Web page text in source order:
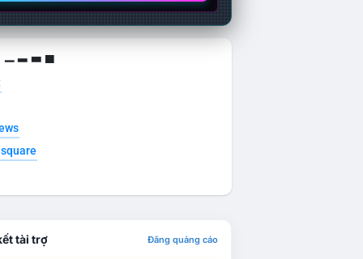
▁ ▂ ▃ ▄
tài trợ Đăng quảng cáo